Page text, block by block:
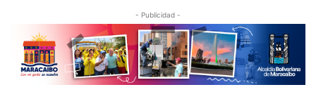
- Publicidad -